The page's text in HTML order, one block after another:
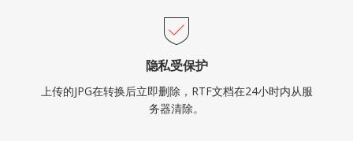
隐私受保护
上传的JPG在转换后立即删除，RTF文档在24小时内从服
务器清除。